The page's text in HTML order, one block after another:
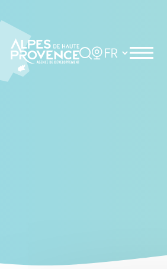
Rechercher
Choisir la langue